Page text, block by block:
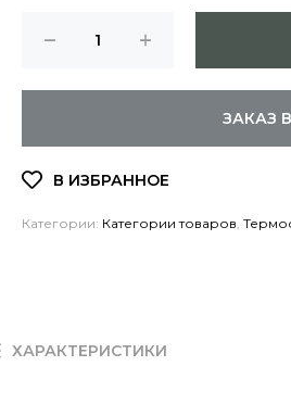
ЗАКАЗ
Категории: Категории товаров
ХАРАКТЕРИСТИКИ